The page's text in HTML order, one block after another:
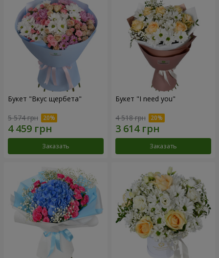
Букет "Вкус щербета"
5 574 грн
Заказать
Букет "I need you"
4 518 грн
Заказать